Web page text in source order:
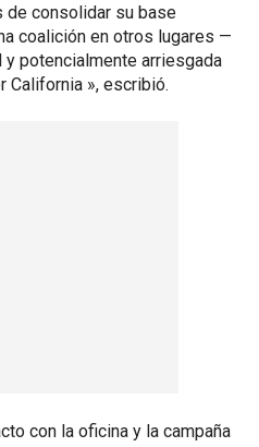
de consolidar su base
coalición en otros lugares —
potencialmente arriesgada
California », escribió.
con la oficina y la campaña